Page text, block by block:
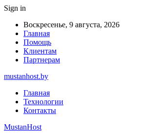
Sign in
Воскресенье, 9 августа, 2026
Главная
Помощь
Клиентам
Партнерам
mustanhost.by
Главная
Технологии
Контакты
MustanHost